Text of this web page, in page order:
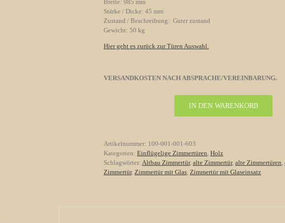
Breite: 985 mm
Stärke / Dicke: 45 mm
Zustand / Beschreibung: Guter zustand
Gewicht: 50 kg
Hier geht es zurück zur Türen Auswahl.
VERSANDKOSTEN NACH ABSPRACHE/VEREINBARUNG.
mit
5
Kassetten
Menge
IN DEN WARENKORB
Artikelnummer: 100-001-001-603
Kategorien: Einflügelige Zimmertüren, Holz
Schlagwörter: Altbau Zimmertür, alte Zimmertür, alte Zimmertüren,
Zimmertür, Zimmertür mit Glas, Zimmertür mit Glaseinsatz